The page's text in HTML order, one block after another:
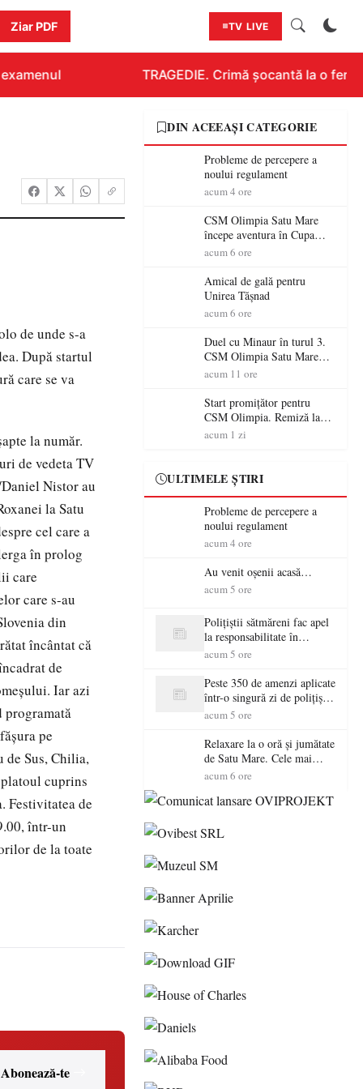
Ziar PDF TV LIVE
TRAGEDIE. Crimă șocantă la o
de unde s-a
După startul
care se va
la număr.
de vedeta TV
Nistor au
la Satu
cel care a
în prolog
care
care s-au
din
încântat că
de
Iar azi
programată
pe
de Sus, Chilia,
cuprins
Festivitatea de
într-un
de la toate
Abonează-te
DIN ACEEAȘI CATEGORIE
Probleme de percepere a
noului regulament
acum 4 ore
CSM Olimpia Satu Mare
începe aventura în Cupa
României la Baia Mare
acum 6 ore
Amical de gală pentru
Unirea Tășnad
acum 6 ore
Duel cu Minaur în turul 3.
CSM Olimpia Satu Mare
începe aventura în Cupa
acum 11 ore
Start promițător pentru
CSM Olimpia. Remiză la
Dumbrăvița în debutul
acum 1 zi
ULTIMELE ȘTIRI
Probleme de percepere a
noului regulament
acum 4 ore
Au venit oșenii acasă…
acum 5 ore
Polițiștii sătmăreni fac apel
la responsabilitate în
trafic…
acum 5 ore
Peste 350 de amenzi aplicate
într-o singură zi de polițiștii
sătmăreni
acum 5 ore
Relaxare la o oră și jumătate
de Satu Mare. Cele mai
spectaculoase piscine
Maramureș, ideale pentru o
acum 6 ore